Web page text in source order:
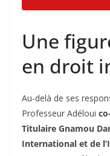
Une
en droit
Au-delà de ses
Professeur Adéloui
Titulaire Gnamou
International et de